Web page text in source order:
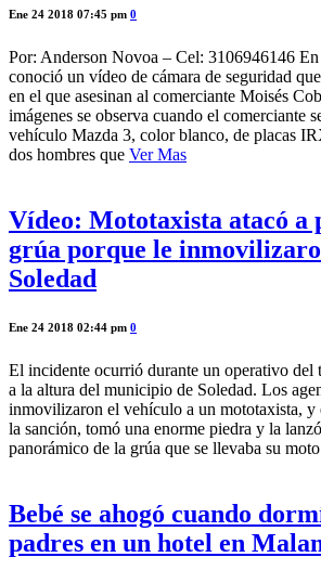
Ene 24 2018 07:45 pm 0
Por: Anderson Novoa – Cel: 3106946146 En
conoció un vídeo de cámara de seguridad
en el que asesinan al comerciante Moisés
imágenes se observa cuando el comerciante
vehículo Mazda 3, color blanco, de placas
dos hombres que Ver Mas
Vídeo: Mototaxista atacó a
grúa porque le
Soledad
Ene 24 2018 02:44 pm 0
El incidente ocurrió durante un operativo del
a la altura del municipio de Soledad. Los
inmovilizaron el vehículo a un mototaxista, y
la sanción, tomó una enorme piedra y la
panorámico de la grúa que se llevaba su
Bebé se ahogó cuando
padres en un hotel en